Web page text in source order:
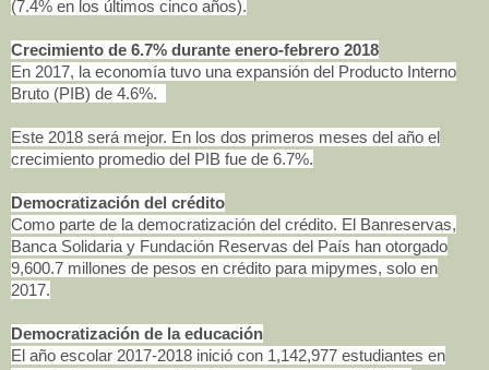
(7.4% en los últimos cinco años).
Crecimiento de 6.7% durante enero-febrero 2018
En 2017, la economía tuvo una expansión del Producto Interno
Bruto (PIB) de 4.6%.
Este 2018 será mejor. En los dos primeros meses del año el
crecimiento promedio del PIB fue de 6.7%.
Democratización del crédito
Como parte de la democratización del crédito. El Banreservas,
Banca Solidaria y Fundación Reservas del País han otorgado
9,600.7 millones de pesos en crédito para mipymes, solo en
2017.
Democratización de la educación
El año escolar 2017-2018 inició con 1,142,977 estudiantes en